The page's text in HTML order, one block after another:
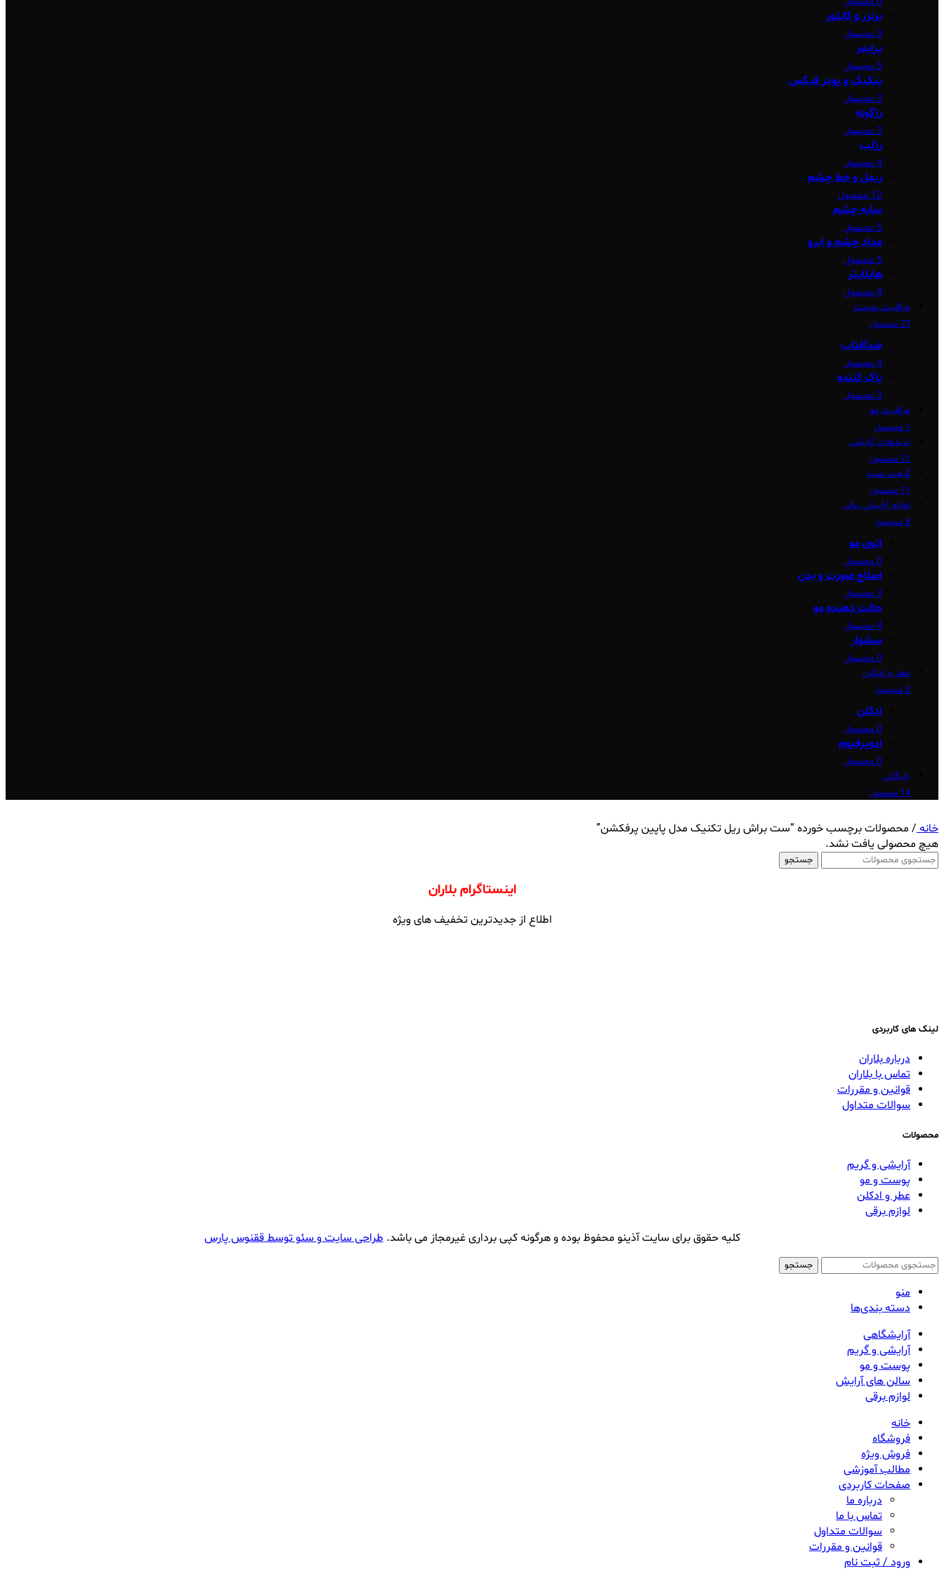
برنزر و کانتور
3 محصول
پرایمر
5 محصول
پنکیک و پودر فیکس
3 محصول
رژگونه
3 محصول
رژلب
4 محصول
ریمل و خط چشم
12 محصول
سایه چشم
5 محصول
مداد چشم و ابرو
5 محصول
هایلایتر
4 محصول
مراقبت پوست
27 محصول
ضدآفتاب
4 محصول
پاک کننده
3 محصول
مراقبت مو
1 محصول
ترندهای آرایشی
21 محصول
گیفت ست
11 محصول
لوازم آرایشی برقی
8 محصول
اتوی مو
0 محصول
اصلاح صورت و بدن
3 محصول
حالت دهنده مو
4 محصول
سشوار
0 محصول
عطر و ادکلن
0 محصول
ادکلن
0 محصول
ادوپرفیوم
0 محصول
بایگانی
14 محصول
خانه/ محصولات برچسب خورده “ست براش ریل تکنیک مدل پاپین پرفکشن”
هیچ محصولی یافت نشد.
جستجو
اینستاگرام بلاران
اطلاع از جدیدترین تخفیف های ویژه
لینک های کاربردی
درباره بلاران
تماس با بلاران
قوانین و مقررات
سوالات متداول
محصولات
آرایشی و گریم
پوست و مو
عطر و ادکلن
لوازم برقی
کلیه حقوق برای سایت آذینو محفوظ بوده و هرگونه کپی برداری غیرمجاز می باشد.طراحی سایت و سئو توسط ققنوس پارس
جستجو
منو
دسته بندی‌ها
آرایشگاهی
آرایشی و گریم
پوست و مو
سالن های آرایش
لوازم برقی
خانه
فروشگاه
فروش ویژه
مطالب آموزشی
صفحات کاربردی
درباره ما
تماس با ما
سوالات متداول
قوانین و مقررات
ورود / ثبت نام